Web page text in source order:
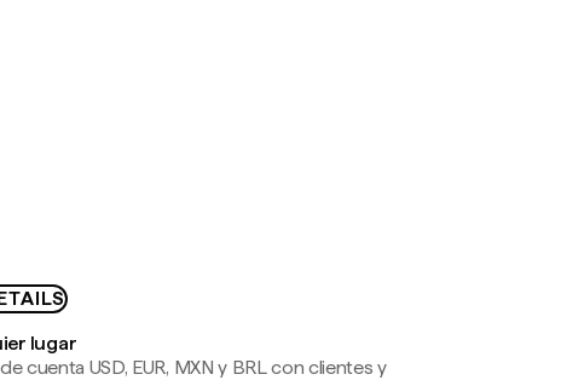
lugar
cuenta USD, EUR, MXN y BRL con clientes y